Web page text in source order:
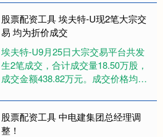
沙危机的应对不会如此不尽人意。....
股票配资工具 埃夫特-U现2笔大宗交
易 均为折价成交
埃夫特-U9月25日大宗交易平台共发
生2笔成交，合计成交量18.50万股，
成交金额438.82万元。成交价格均为
8.59%。从参....
股票配资工具 中电建集团总经理调
整！